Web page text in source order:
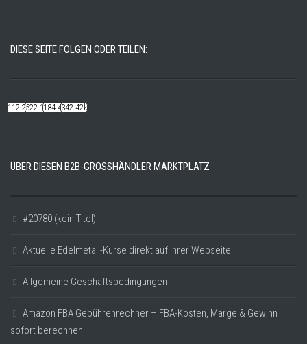
DIESE SEITE FOLGEN ODER TEILEN:
112.22k522.14k184.48k342.42k
ÜBER DIESEN B2B-GROSSHÄNDLER MARKTPLATZ
#20780 (kein Titel)
Aktuelle Edelmetall-Kurse direkt auf Ihrer Webseite
Allgemeine Geschäftsbedingungen
Amazon FBA Gebührenrechner – FBA-Kosten, Marge & Gewinn
sofort berechnen